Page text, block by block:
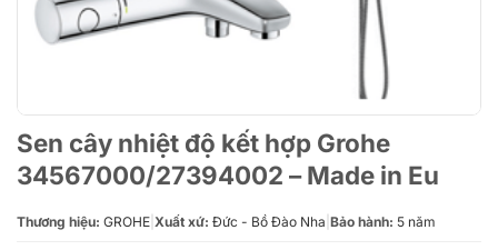
Sen cây nhiệt độ kết hợp Grohe
34567000/27394002 – Made in Eu
Thương hiệu: GROHE Xuất xứ: Đức - Bồ Đào Nha Bảo hành: 5 năm